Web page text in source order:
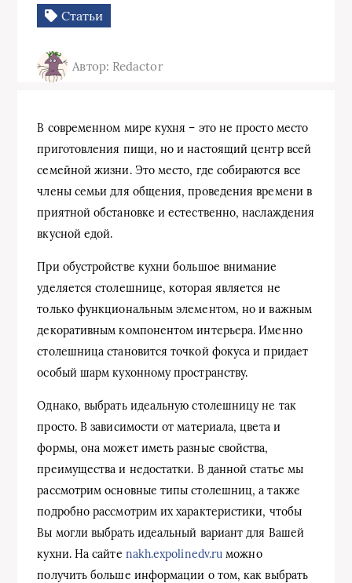
Статьи
Автор: Redactor
В современном мире кухня – это не просто место
приготовления пищи, но и настоящий центр всей
семейной жизни. Это место, где собираются все
члены семьи для общения, проведения времени в
приятной обстановке и естественно, наслаждения
вкусной едой.
При обустройстве кухни большое внимание
уделяется столешнице, которая является не
только функциональным элементом, но и важным
декоративным компонентом интерьера. Именно
столешница становится точкой фокуса и придает
особый шарм кухонному пространству.
Однако, выбрать идеальную столешницу не так
просто. В зависимости от материала, цвета и
формы, она может иметь разные свойства,
преимущества и недостатки. В данной статье мы
рассмотрим основные типы столешниц, а также
подробно рассмотрим их характеристики, чтобы
Вы могли выбрать идеальный вариант для Вашей
кухни. На сайте nakh.expolinedv.ru можно
получить больше информации о том, как выбрать